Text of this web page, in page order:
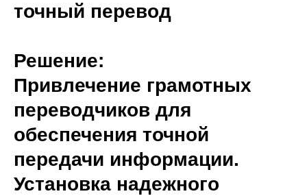
точный перевод
Решение:
Привлечение грамотных
переводчиков для
обеспечения точной
передачи информации.
Установка надежного